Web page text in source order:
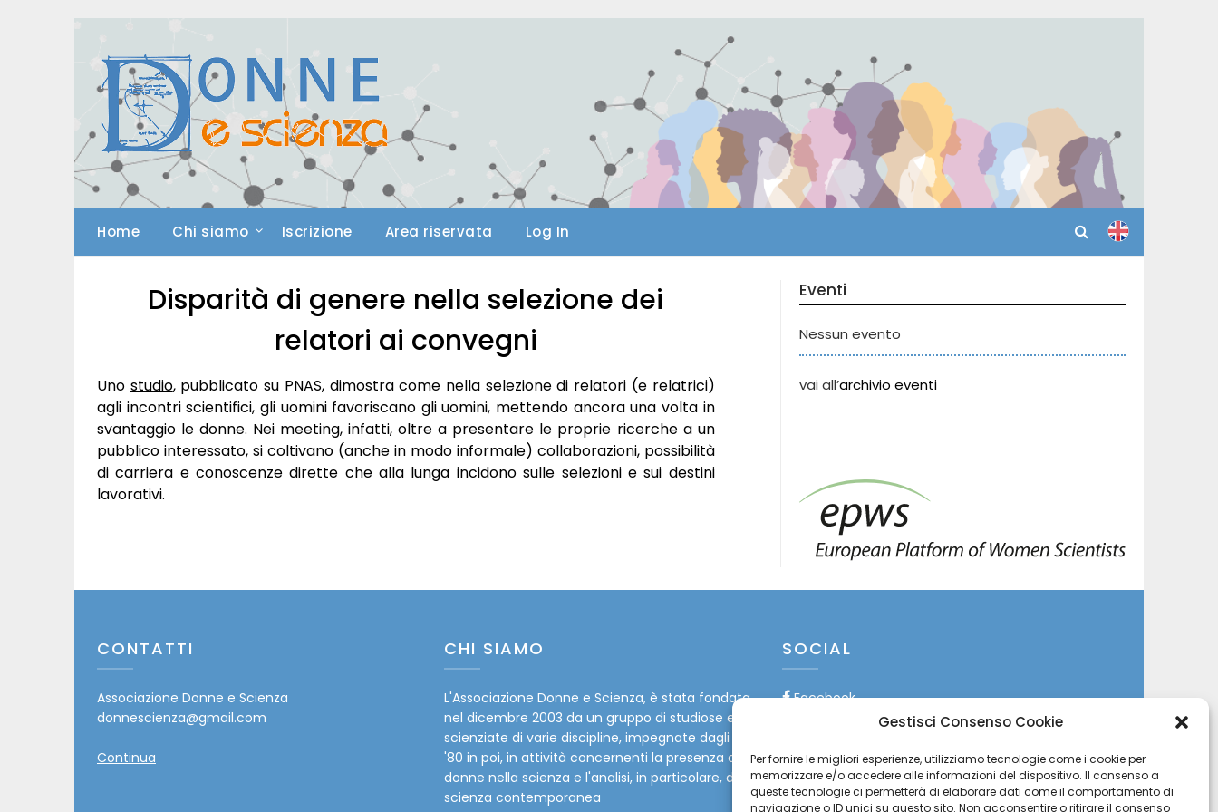
Gestisci Consenso Cookie
Per fornire le migliori esperienze, utilizziamo tecnologie come i cookie per
memorizzare e/o accedere alle informazioni del dispositivo. Il consenso a
queste tecnologie ci permetterà di elaborare dati come il comportamento di
navigazione o ID unici su questo sito. Non acconsentire o ritirare il consenso
Home Chi siamo Iscrizione Area riservata Log In
Disparità di genere nella selezione dei
relatori ai convegni
Uno studio, pubblicato su PNAS, dimostra come nella selezione di relatori (e relatrici)
agli incontri scientifici, gli uomini favoriscano gli uomini, mettendo ancora una volta in
svantaggio le donne. Nei meeting, infatti, oltre a presentare le proprie ricerche a un
pubblico interessato, si coltivano (anche in modo informale) collaborazioni, possibilità
di carriera e conoscenze dirette che alla lunga incidono sulle selezioni e sui destini
lavorativi.
Eventi
Nessun evento
vai all’archivio eventi
CONTATTI
Associazione Donne e Scienza
donnescienza@gmail.com
Continua
CHI SIAMO
L'Associazione Donne e Scienza, è stata fondata
nel dicembre 2003 da un gruppo di studiose e
scienziate di varie discipline, impegnate dagli anni
'80 in poi, in attività concernenti la presenza delle
donne nella scienza e l'analisi, in particolare, della
scienza contemporanea
SOCIAL
Facebook
Instagram